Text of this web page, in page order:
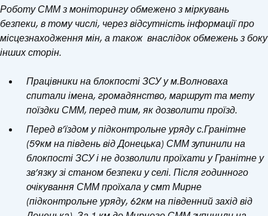
Роботу СММ з моніторингу обмежено з міркувань
безпеки, в тому числі, через відсутність інформації про
місцезнаходження мін, а також внаслідок обмежень з боку
інших сторін.
Працівники на блокпості ЗСУ у м.Волноваха
спитали імена, громадянство, маршрут та мету
поїздки СММ, перед тим, як дозволити проїзд.
Перед в’їздом у підконтрольне уряду с.Гранітне
(59км на південь від Донецька) СММ зупинили на
блокпості ЗСУ і не дозволили проїхати у Гранітне у
зв’язку зі станом безпеки у селі. Після годинного
очікування СММ проїхала у смт Мирне
(підконтрольне уряду, 62км на південний захід від